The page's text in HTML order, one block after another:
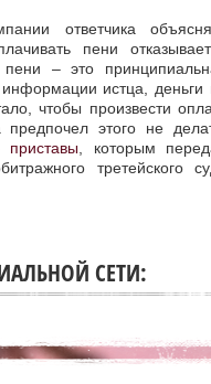
ответчика
пени
пени – это
истца, деньги
чтобы произвести
предпочел этого не
приставы, которым
третейского
СЕТИ: